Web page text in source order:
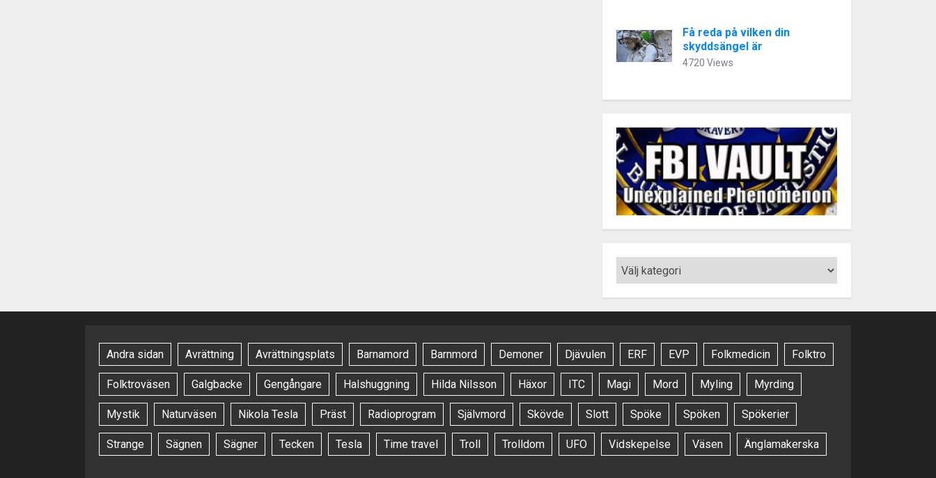
Få reda på vilken din
skyddsängel är
4720 Views
Andra sidan Avrättning Avrättningsplats Barnamord Barnmord Demoner Djävulen ERF EVP Folkmedicin Folktro
Folktroväsen Galgbacke Gengångare Halshuggning Hilda Nilsson Häxor ITC Magi Mord Myling Myrding
Mystik Naturväsen Nikola Tesla Präst Radioprogram Självmord Skövde Slott Spöke Spöken Spökerier
Strange Sägnen Sägner Tecken Tesla Time travel Troll Trolldom UFO Vidskepelse Väsen Änglamakerska